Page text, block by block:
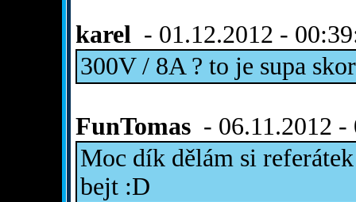
karel - 01.12.2012 -
300V / 8A ? to je supa
FunTomas - 06.11.2012 -
Moc dík dělám si
bejt :D